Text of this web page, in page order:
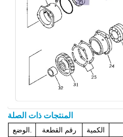
المنتجات ذات الصلة
رقم القطعة الكمية